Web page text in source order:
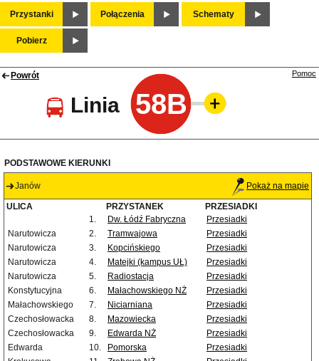
Przystanki Połączenia Schematy
Pobierz
Powrót
Linia 58B
Pomoc
PODSTAWOWE KIERUNKI
Janów Pokaż na mapie
ULICA PRZYSTANEK
PRZESIADKI
1.
Dw. Łódź Fabryczna
Przesiadki
Narutowicza
2. Tramwajowa
Przesiadki
Narutowicza
3. Kopcińskiego
Przesiadki
Narutowicza
4. Matejki (kampus UŁ)
Przesiadki
Narutowicza
5. Radiostacja
Przesiadki
Konstytucyjna
6. Małachowskiego NŻ
Przesiadki
Małachowskiego
7. Niciarniana
Przesiadki
Czechosłowacka
8. Mazowiecka
Przesiadki
Czechosłowacka
9. Edwarda NŻ
Przesiadki
Edwarda
10. Pomorska
Przesiadki